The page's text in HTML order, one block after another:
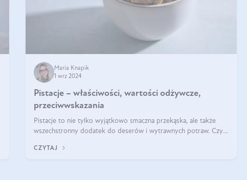
Maria Knapik
1 wrz 2024
Pistacje – właściwości, wartości odżywcze,
przeciwwskazania
Pistacje to nie tylko wyjątkowo smaczna przekąska, ale także
wszechstronny dodatek do deserów i wytrawnych potraw. Czy
każdy może się ni
CZYTAJ